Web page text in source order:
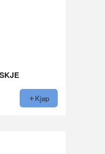
Kjøp